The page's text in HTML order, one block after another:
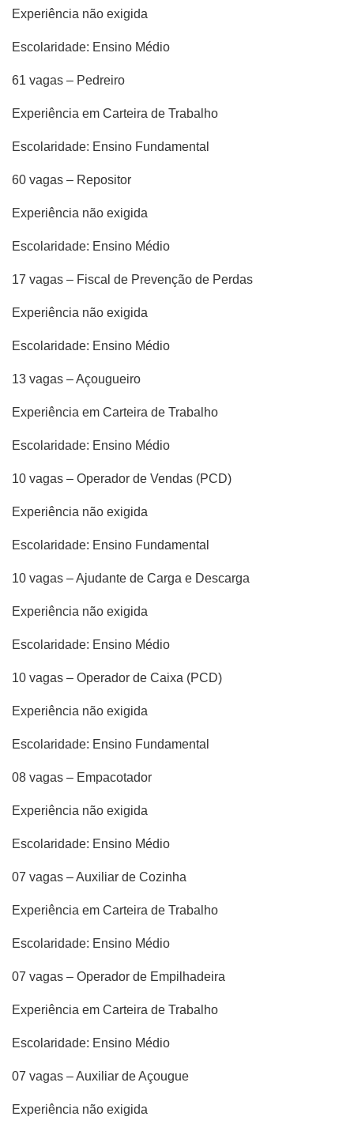
Experiência não exigida
Escolaridade: Ensino Médio
61 vagas – Pedreiro
Experiência em Carteira de Trabalho
Escolaridade: Ensino Fundamental
60 vagas – Repositor
Experiência não exigida
Escolaridade: Ensino Médio
17 vagas – Fiscal de Prevenção de Perdas
Experiência não exigida
Escolaridade: Ensino Médio
13 vagas – Açougueiro
Experiência em Carteira de Trabalho
Escolaridade: Ensino Médio
10 vagas – Operador de Vendas (PCD)
Experiência não exigida
Escolaridade: Ensino Fundamental
10 vagas – Ajudante de Carga e Descarga
Experiência não exigida
Escolaridade: Ensino Médio
10 vagas – Operador de Caixa (PCD)
Experiência não exigida
Escolaridade: Ensino Fundamental
08 vagas – Empacotador
Experiência não exigida
Escolaridade: Ensino Médio
07 vagas – Auxiliar de Cozinha
Experiência em Carteira de Trabalho
Escolaridade: Ensino Médio
07 vagas – Operador de Empilhadeira
Experiência em Carteira de Trabalho
Escolaridade: Ensino Médio
07 vagas – Auxiliar de Açougue
Experiência não exigida